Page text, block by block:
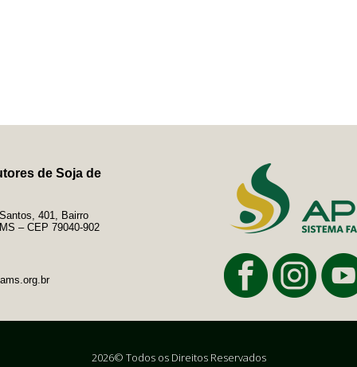
de Soja de
401, Bairro
– CEP 79040-902
2026© Todos os Direitos Reservados